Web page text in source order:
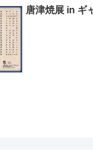
唐津焼展 in ギ